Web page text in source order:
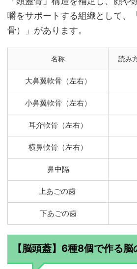
嚼をサポートする組織として、
骨）」があります。
名称 読み
大鼻翼軟骨（左右）
小鼻翼軟骨（左右）
耳介軟骨（左右）
横鼻軟骨（左右）
鼻中隔
上あごの歯
下あごの歯
【脳頭蓋】6種8個で作る脳